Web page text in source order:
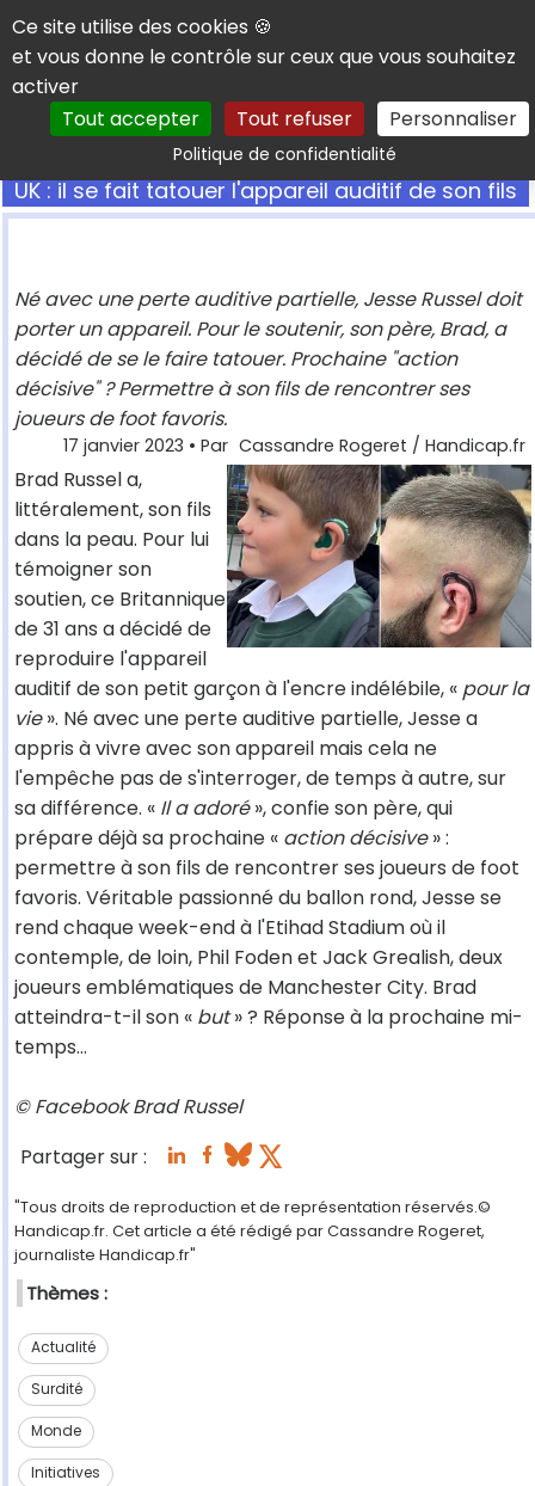
Panneau de gestion des cookies
Ce site utilise des cookies 🍪
et vous donne le contrôle sur ceux que vous souhaitez
activer
Tout accepter
Tout refuser Personnaliser
Politique de confidentialitéRechercher
UK : il se fait tatouer l'appareil auditif de son fils
Né avec une perte auditive partielle, Jesse Russel doit
porter un appareil. Pour le soutenir, son père, Brad, a
décidé de se le faire tatouer. Prochaine "action
décisive" ? Permettre à son fils de rencontrer ses
joueurs de foot favoris.
17 janvier 2023 • Par Cassandre Rogeret / Handicap.fr
Brad Russel a,
littéralement, son fils
dans la peau. Pour lui
témoigner son
soutien, ce Britannique
de 31 ans a décidé de
reproduire l'appareil
auditif de son petit garçon à l'encre indélébile, « pour la
vie». Né avec une perte auditive partielle, Jesse a
appris à vivre avec son appareil mais cela ne
l'empêche pas de s'interroger, de temps à autre, sur
sa différence. « Il a adoré», confie son père, qui
prépare déjà sa prochaine « action décisive» :
permettre à son fils de rencontrer ses joueurs de foot
favoris. Véritable passionné du ballon rond, Jesse se
rend chaque week-end à l'Etihad Stadium où il
contemple, de loin, Phil Foden et Jack Grealish, deux
joueurs emblématiques de Manchester City. Brad
atteindra-t-il son « but» ? Réponse à la prochaine mi-
temps...
© Facebook Brad Russel
Partager sur :
"Tous droits de reproduction et de représentation réservés.©
Handicap.fr. Cet article a été rédigé par Cassandre Rogeret,
journaliste Handicap.fr"
Thèmes :
Actualité
Surdité
Monde
Initiatives